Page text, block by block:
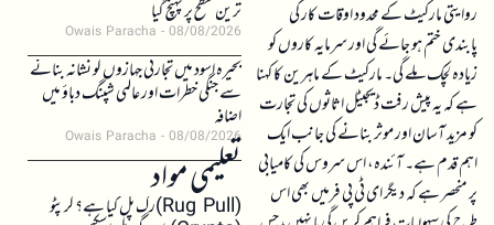
روایتی مارکیٹ کے محدود اوقات کار کی
پابندی ختم ہو جائے گی اور سرمایہ کاروں کو
زیادہ لچک ملے گی۔ مارکیٹ کے ماہرین کا کہنا
ہے کہ یہ پیش رفت ڈیجیٹل اثاثوں کی تجارت
کو مزید آسان اور موثر بنانے کی جانب ایک
اہم قدم ہے۔ آئندہ، اس سروس کی کامیابی
پر منحصر ہے کہ دیگر ای ٹی پی فرمیں بھی اس
ترین سطح پر پہنچ گیا
Owais Paracha 08/08/2026
بحیرہ اسود میں تجارتی جہازوں کو نشانہ بنانے
سے جنگی خطرات اور عالمی شپنگ دباؤ میں
اضافہ
Owais Paracha 08/08/2026
تعلیمی مواد(Rug Pull)رگ پل کیا ہے؟ کرپٹو